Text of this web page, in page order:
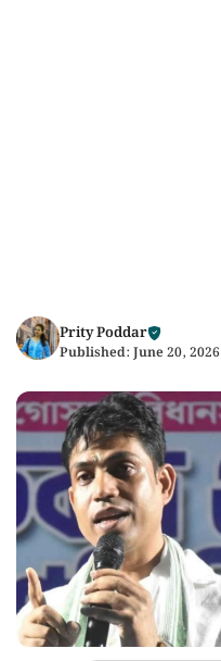
Prity Poddar
Published: June 20, 2026